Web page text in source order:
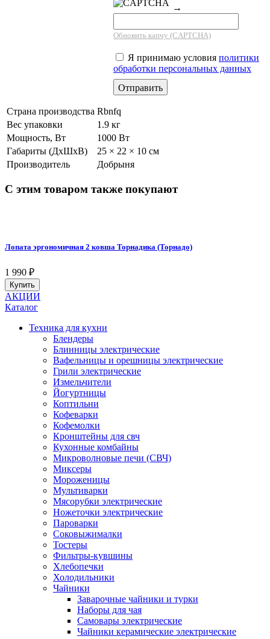
→
Обновить капчу (CAPTCHA)
Я принимаю условия политики
обработки персональных данных
Страна производства Rbnfq
Вес упаковки
1.9 кг
Мощность, Вт
1000 Вт
Габариты (ДхШхВ)
25 × 22 × 10 см
Производитель
Добрыня
С этим товаром также покупают
Лопата эргономичная 2 ковша Торнадика (Торнадо)
1 990 ₽
Купить
АКЦИИ
Каталог
Техника для кухни
Блендеры
Блинницы электрические
Вафельницы и орешницы электрические
Грили электрические
Измельчители
Йогуртницы
Коптильни
Кофеварки
Кофемолки
Кронштейны для свч
Кухонные комбайны
Микроволновые печи (СВЧ)
Миксеры
Мороженицы
Мультиварки
Мясорубки электрические
Ножеточки электрические
Пароварки
Соковыжималки
Тостеры
Фильтры-кувшины
Хлебопечки
Холодильники
Чайники
Заварочные чайники и турки
Наборы для чая
Самовары электрические
Чайники керамические электрические